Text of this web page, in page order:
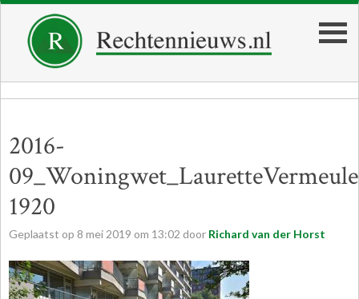
2016-
1920
Geplaatst op 8 mei 2019 om 13:02 door Richard van der Horst